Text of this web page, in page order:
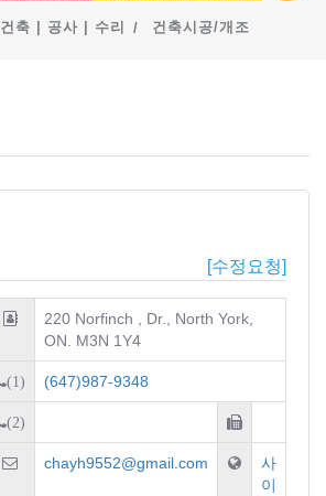
건축 | 공사 | 수리 건축시공/개조
[수정요청]
220 Norfinch , Dr., North York,
ON. M3N 1Y4
(1) (647)987-9348
(2)
chayh9552@gmail.com
사
이